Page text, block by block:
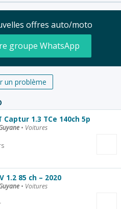
offres auto/moto
groupe WhatsApp
un problème
Captur 1.3 TCe 140ch 5p
• Voitures
1.2 85 ch – 2020
• Voitures